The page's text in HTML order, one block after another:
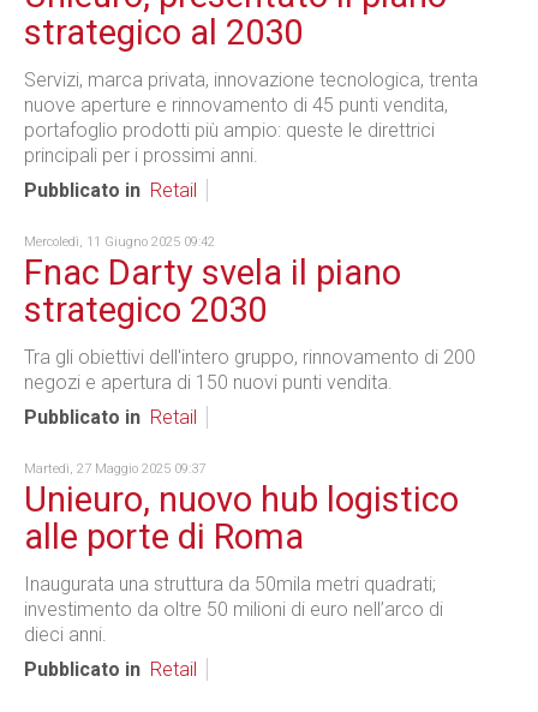
strategico al 2030
Servizi, marca privata, innovazione tecnologica, trenta
nuove aperture e rinnovamento di 45 punti vendita,
portafoglio prodotti più ampio: queste le direttrici
principali per i prossimi anni.
Pubblicato in Retail
Mercoledì, 11 Giugno 2025 09:42
Fnac Darty svela il piano
strategico 2030
Tra gli obiettivi dell'intero gruppo, rinnovamento di 200
negozi e apertura di 150 nuovi punti vendita.
Pubblicato in Retail
Martedì, 27 Maggio 2025 09:37
Unieuro, nuovo hub logistico
alle porte di Roma
Inaugurata una struttura da 50mila metri quadrati;
investimento da oltre 50 milioni di euro nell’arco di
dieci anni.
Pubblicato in Retail